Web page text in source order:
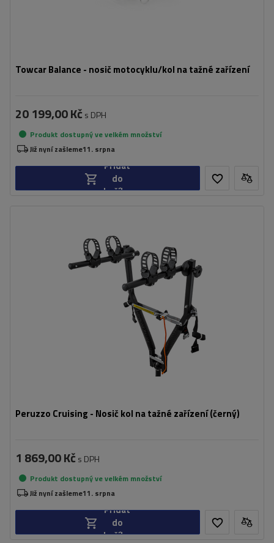
Towcar Balance - nosič motocyklu/kol na tažné zařízení
20 199,00 Kč s DPH
Produkt dostupný ve velkém množství
Již nyní zašleme11. srpna
Přidat
do
košíku
Peruzzo Cruising - Nosič kol na tažné zařízení (černý)
Maximální hmotnost jízdního kola:
Nosnost nosiče jízdních kol:
30 kg
Možnost naklápění pomocí jízdních
ne
skládací konstrukce zabírající méně místa lehká konstrukce
1 869,00 Kč s DPH
Produkt dostupný ve velkém množství
Již nyní zašleme11. srpna
Přidat
do
košíku